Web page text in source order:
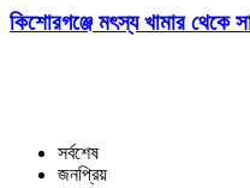
কিশোরগঞ্জে মৎস্য খামার থেকে
সর্বশেষ
জনপ্রিয়